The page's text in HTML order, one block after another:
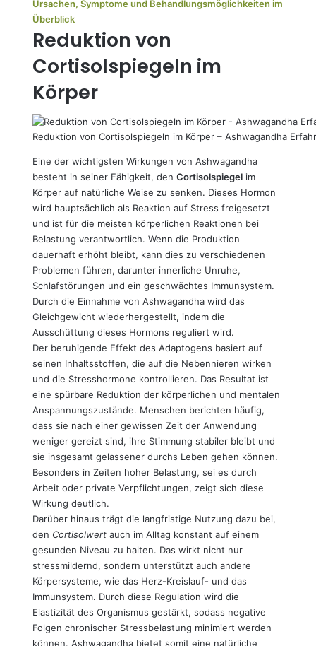
Ursachen, Symptome und Behandlungsmöglichkeiten im
Überblick
Reduktion von
Cortisolspiegeln im
Körper
Reduktion von Cortisolspiegeln im Körper – Ashwagandha
Eine der wichtigsten Wirkungen von Ashwagandha
besteht in seiner Fähigkeit, den Cortisolspiegel im
Körper auf natürliche Weise zu senken. Dieses Hormon
wird hauptsächlich als Reaktion auf Stress freigesetzt
und ist für die meisten körperlichen Reaktionen bei
Belastung verantwortlich. Wenn die Produktion
dauerhaft erhöht bleibt, kann dies zu verschiedenen
Problemen führen, darunter innerliche Unruhe,
Schlafstörungen und ein geschwächtes Immunsystem.
Durch die Einnahme von Ashwagandha wird das
Gleichgewicht wiederhergestellt, indem die
Ausschüttung dieses Hormons reguliert wird.
Der beruhigende Effekt des Adaptogens basiert auf
seinen Inhaltsstoffen, die auf die Nebennieren wirken
und die Stresshormone kontrollieren. Das Resultat ist
eine spürbare Reduktion der körperlichen und mentalen
Anspannungszustände. Menschen berichten häufig,
dass sie nach einer gewissen Zeit der Anwendung
weniger gereizt sind, ihre Stimmung stabiler bleibt und
sie insgesamt gelassener durchs Leben gehen können.
Besonders in Zeiten hoher Belastung, sei es durch
Arbeit oder private Verpflichtungen, zeigt sich diese
Wirkung deutlich.
Darüber hinaus trägt die langfristige Nutzung dazu bei,
den Cortisolwert auch im Alltag konstant auf einem
gesunden Niveau zu halten. Das wirkt nicht nur
stressmildernd, sondern unterstützt auch andere
Körpersysteme, wie das Herz-Kreislauf- und das
Immunsystem. Durch diese Regulation wird die
Elastizität des Organismus gestärkt, sodass negative
Folgen chronischer Stressbelastung minimiert werden
können. Ashwagandha bietet somit eine natürliche